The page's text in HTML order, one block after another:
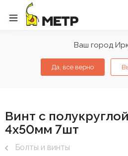
Ваш город
Да, все верно
Винт с
4х50мм 7шт
Болты и винты